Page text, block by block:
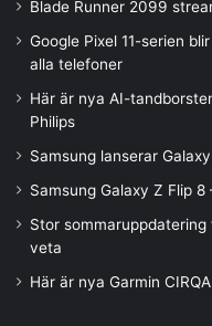
Blade Runner 2099
Google Pixel 11-serien
alla telefoner
Här är nya AI-
Philips
Samsung lanserar
Samsung Galaxy Z Flip
Stor
veta
Här är nya Garmin